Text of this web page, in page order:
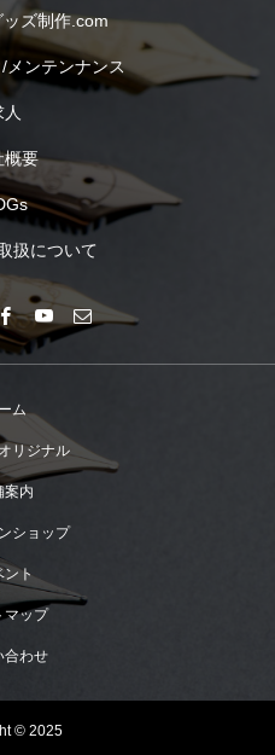
ズ制作.com
メンテンナンス
概要
扱について
ム
リジナル
案内
ショップ
ント
マップ
合わせ
© 2025